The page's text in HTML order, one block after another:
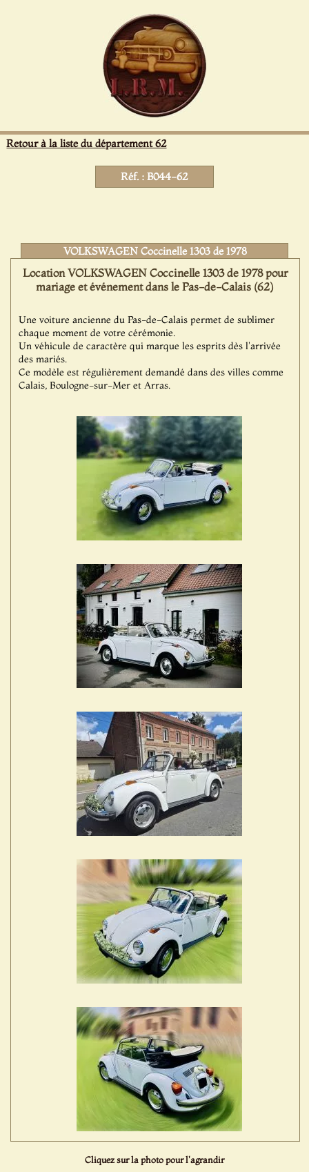
Retour à la liste du département 62
Réf. : B044-62
VOLKSWAGEN Coccinelle 1303 de 1978
Location VOLKSWAGEN Coccinelle 1303 de 1978 pour
mariage et événement dans le Pas-de-Calais (62)
Une voiture ancienne du Pas-de-Calais permet de sublimer
chaque moment de votre cérémonie.
Un véhicule de caractère qui marque les esprits dès l'arrivée
des mariés.
Ce modèle est régulièrement demandé dans des villes comme
Calais, Boulogne-sur-Mer et Arras.
Cliquez sur la photo pour l'agrandir